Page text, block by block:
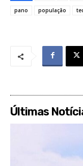
pano
população
Últimas